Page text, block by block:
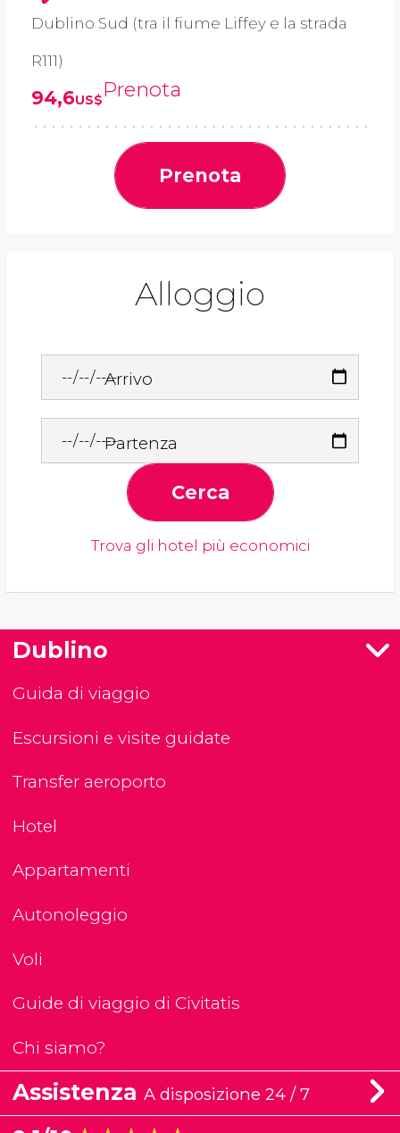
Dublino Sud (tra il fiume Liffey e la strada
R111)
94,6US$Prenota
Prenota
Alloggio
Arrivo
Partenza
Cerca
Trova gli hotel più economici
Dublino
Guida di viaggio
Escursioni e visite guidate
Transfer aeroporto
Hotel
Appartamenti
Autonoleggio
Voli
Guide di viaggio di Civitatis
Chi siamo?
Assistenza A disposizione 24 / 7